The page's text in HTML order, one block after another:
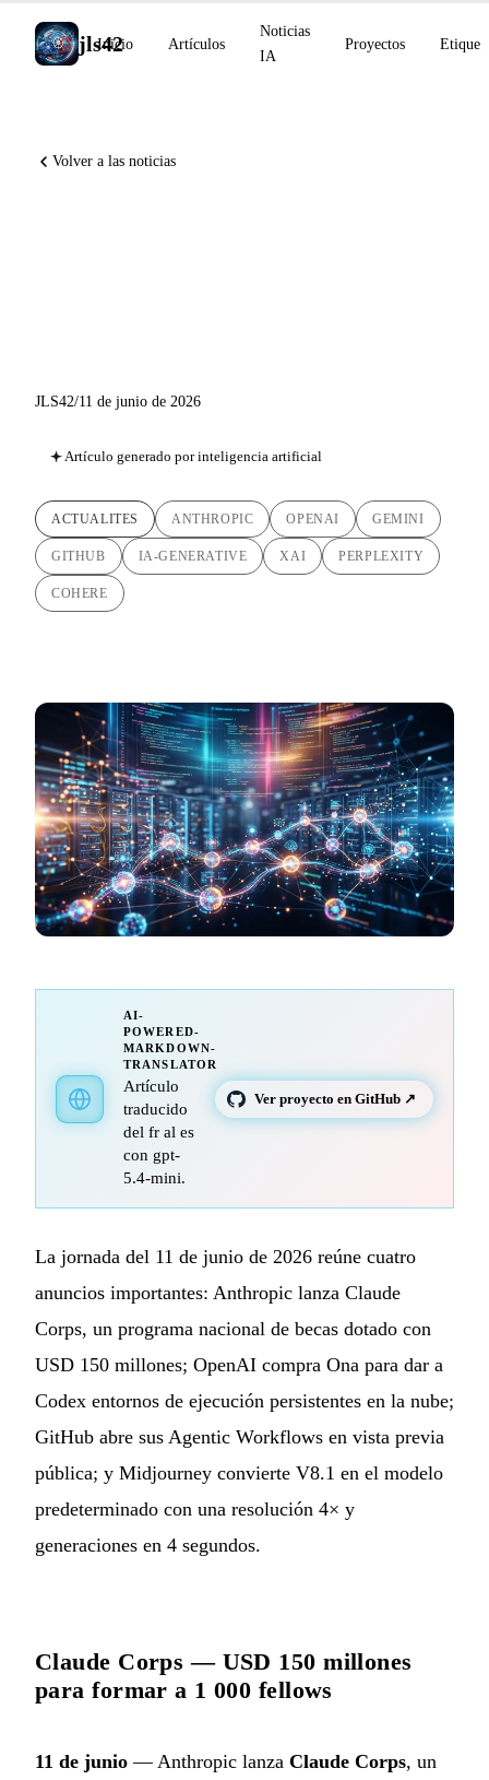
jls42
Inicio Artículos
Noticias
IA
Proyectos
Volver a las noticias
JLS42/11 de junio de 2026
Artículo generado por inteligencia artificial
ACTUALITES ANTHROPIC OPENAI GEMINI
GITHUB IA-GENERATIVE XAI PERPLEXITY
COHERE
AI-
POWERED-
MARKDOWN-
TRANSLATOR
Artículo
traducido
del fr al es
con gpt-
5.4-mini.
Ver proyecto en GitHub ↗
La jornada del 11 de junio de 2026 reúne cuatro
anuncios importantes: Anthropic lanza Claude
Corps, un programa nacional de becas dotado con
USD 150 millones; OpenAI compra Ona para dar a
Codex entornos de ejecución persistentes en la nube;
GitHub abre sus Agentic Workflows en vista previa
pública; y Midjourney convierte V8.1 en el modelo
predeterminado con una resolución 4× y
generaciones en 4 segundos.
Claude Corps — USD 150 millones
para formar a 1 000 fellows
11 de junio — Anthropic lanza Claude Corps, un